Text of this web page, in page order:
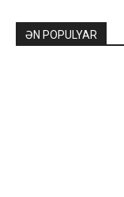
ƏN POPULYAR